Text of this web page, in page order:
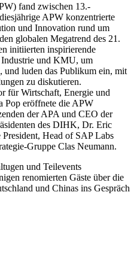
fand zwischen 13.-
APW konzentrierte
und Innovation rund um
globalen Megatrend des 21.
initiierten inspirierende
Industrie und KMU, um
und luden das Publikum ein, mit
zu diskutieren.
für Wirtschaft, Energie und
Pop eröffnete die APW
der APA und CEO der
des DIHK, Dr. Eric
Head of SAP Labs
Gruppe Clas Neumann.
und Teilevents
renomierten Gäste über die
und Chinas ins Gespräch